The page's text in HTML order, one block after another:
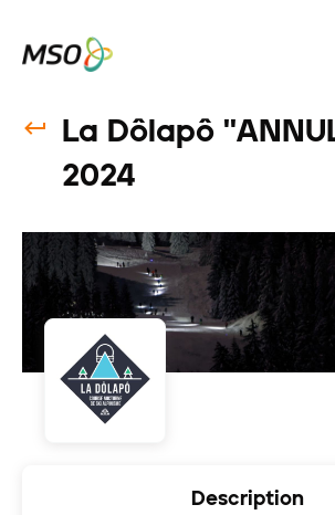
La Dôlapô
2024
Description